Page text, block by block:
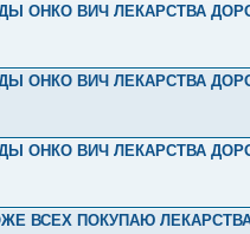
ОНКО ВИЧ ЛЕКАРСТВА
ОНКО ВИЧ ЛЕКАРСТВА
ОНКО ВИЧ ЛЕКАРСТВА
ВСЕХ ПОКУПАЮ